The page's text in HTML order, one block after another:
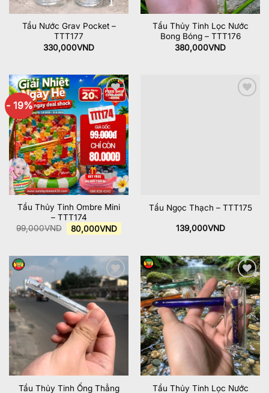
Tẩu Nước Grav Pocket –
TTT177
330,000VND
Tẩu Thủy Tinh Lọc Nước
Bong Bóng – TTT176
380,000VND
- 19%
Add to
wishlist
Tẩu Thủy Tinh Ombre Mini
– TTT174
99,000VND
Giá
gốc
80,000VND
hiện
80,000VND.
Tẩu Ngọc Thạch – TTT175
139,000VND
Add to
wishlist
Tẩu Thủy Tinh Ống Thẳng
Add to
wishlist
Tẩu Thủy Tinh Lọc Nước